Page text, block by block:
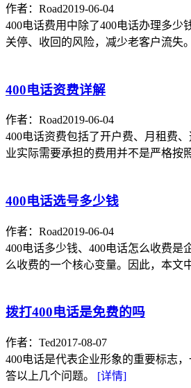
作者：Road2019-06-04
400电话费用中除了400电话办理多
关停、收回的风险，减少老客户流失
400电话资费详解
作者：Road2019-06-04
400电话资费包括了开户费、月租费
业实际需要承担的费用并不是严格按
400电话选号多少钱
作者：Road2019-06-04
400电话多少钱、400电话怎么收费
么收费的一个核心变量。因此，本文
拨打400电话是免费的吗
作者：Ted2017-08-07
400电话是代表企业形象的重要标志
答以上几个问题。 [详情]